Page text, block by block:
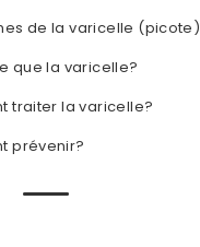
de la varicelle (picote)
que la varicelle?
traiter la varicelle?
prévenir?